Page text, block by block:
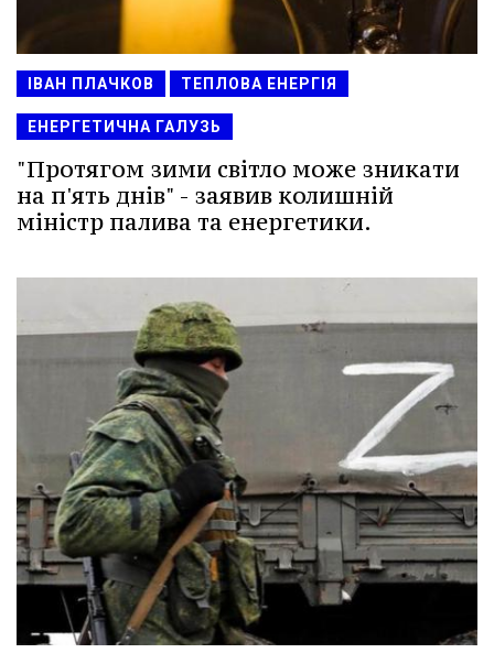
ІВАН ПЛАЧКОВ ТЕПЛОВА ЕНЕРГІЯ
ЕНЕРГЕТИЧНА ГАЛУЗЬ
"Протягом зими світло може зникати
на п'ять днів" - заявив колишній
міністр палива та енергетики.